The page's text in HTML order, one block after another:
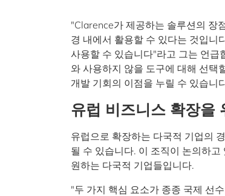
"Clarence가 제공하는 솔루션의 장
경 내에서 활용할 수 있다는 것입니
사용할 수 있습니다"라고 그는 언
와 사용하지 않을 도구에 대해 선택
개발 기회의 이점을 누릴 수 있습니
유럽 비즈니스 확장을
유럽으로 확장하는 다국적 기업의
될 수 있습니다. 이 조직이 논의하
원하는 다국적 기업들입니다.
"두 가지 핵심 요소가 종종 국제 선